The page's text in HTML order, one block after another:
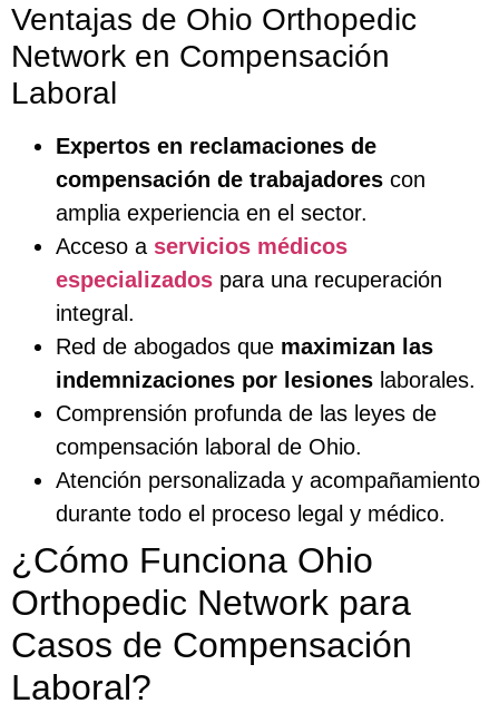
Ventajas de Ohio Orthopedic
Network en Compensación
Laboral
Expertos en reclamaciones de
compensación de trabajadores con
amplia experiencia en el sector.
Acceso a servicios médicos
especializados para una recuperación
integral.
Red de abogados que maximizan las
indemnizaciones por lesiones laborales.
Comprensión profunda de las leyes de
compensación laboral de Ohio.
Atención personalizada y acompañamiento
durante todo el proceso legal y médico.
¿Cómo Funciona Ohio
Orthopedic Network para
Casos de Compensación
Laboral?